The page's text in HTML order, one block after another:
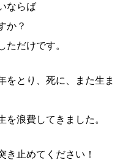
ならば
か？
だけです。
とり、死に、また生ま
浪費してきました。
止めてください！